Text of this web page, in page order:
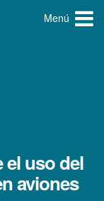
Menú
el uso del
aviones